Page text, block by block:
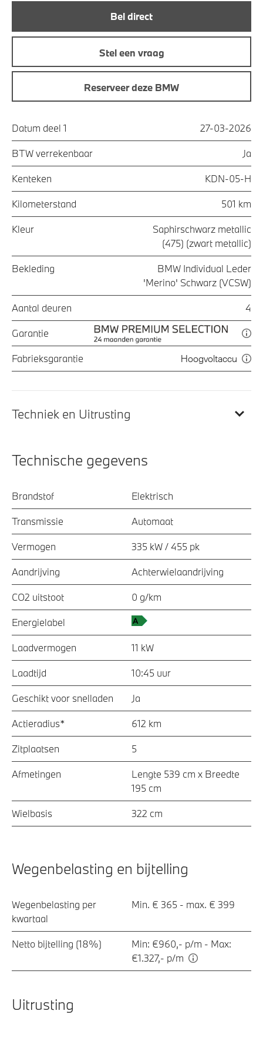
Bel direct
Stel een vraag
Reserveer deze BMW
Datum deel 1 27-03-2026
BTW verrekenbaar Ja
Kenteken KDN-05-H
Kilometerstand 501 km
Kleur
Saphirschwarz metallic
(475) (zwart metallic)
Bekleding
BMW Individual Leder
'Merino' Schwarz (VCSW)
Aantal deuren 4
Garantie
Fabrieksgarantie Hoogvoltaccu
Techniek en Uitrusting
Technische gegevens
Brandstof Elektrisch
Transmissie Automaat
Vermogen 335 kW / 455 pk
Aandrijving Achterwielaandrijving
CO2 uitstoot 0 g/km
Energielabel
Laadvermogen 11 kW
Laadtijd 10:45 uur
Geschikt voor snelladen Ja
Actieradius* 612 km
Zitplaatsen 5
Afmetingen
Lengte 539 cm x Breedte
195 cm
Wielbasis 322 cm
Wegenbelasting en bijtelling
Wegenbelasting per
kwartaal
Min. € 365 - max. € 399
Netto bijtelling (18%)
Min: €960,- p/m - Max:
€1.327,- p/m
Uitrusting